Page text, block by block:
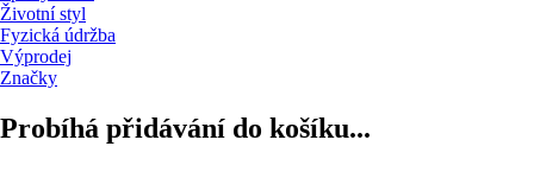
Životní styl
Fyzická údržba
Výprodej
Značky
Probíhá přidávání do košíku...